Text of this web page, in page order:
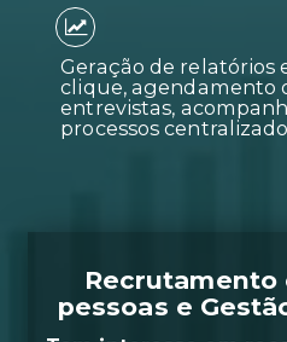
Anúncio de
sem limites.
clique,
entrevistas,
processos